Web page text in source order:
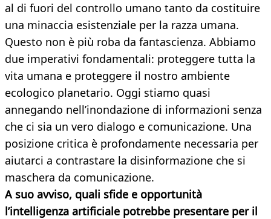
al di fuori del controllo umano tanto da costituire
una minaccia esistenziale per la razza umana.
Questo non è più roba da fantascienza. Abbiamo
due imperativi fondamentali: proteggere tutta la
vita umana e proteggere il nostro ambiente
ecologico planetario. Oggi stiamo quasi
annegando nell’inondazione di informazioni senza
che ci sia un vero dialogo e comunicazione. Una
posizione critica è profondamente necessaria per
aiutarci a contrastare la disinformazione che si
maschera da comunicazione.
A suo avviso, quali sfide e opportunità
l’intelligenza artificiale potrebbe presentare per il